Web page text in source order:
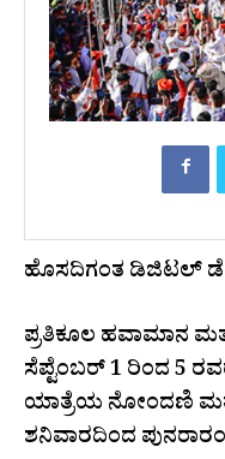
ಹೊಸದಿಗಂತ ಡಿಜಿಟಲ್
ಪ್ರತಿಕೂಲ ಹವಾಮಾನ
ಸೆಪ್ಟೆಂಬರ್ 1 ರಿಂದ 5
ಯಾತ್ರೆಯ ನೋಂದಣಿ
ಶನಿವಾರದಿಂದ